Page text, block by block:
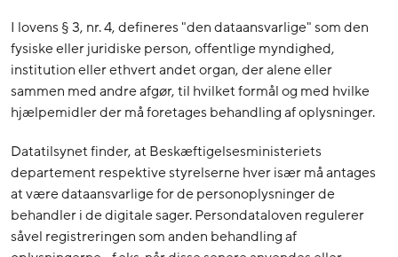
I lovens § 3, nr. 4, defineres "den dataansvarlige" som den
fysiske eller juridiske person, offentlige myndighed,
institution eller ethvert andet organ, der alene eller
sammen med andre afgør, til hvilket formål og med hvilke
hjælpemidler der må foretages behandling af oplysninger.
Datatilsynet finder, at Beskæftigelsesministeriets
departement respektive styrelserne hver især må antages
at være dataansvarlige for de personoplysninger de
behandler i de digitale sager. Persondataloven regulerer
såvel registreringen som anden behandling af